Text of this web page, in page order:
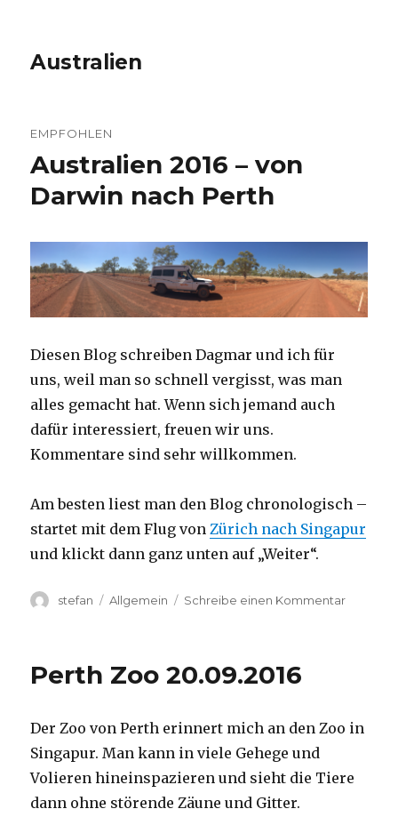
Australien
EMPFOHLEN
Australien 2016 – von
Darwin nach Perth
Diesen Blog schreiben Dagmar und ich für
uns, weil man so schnell vergisst, was man
alles gemacht hat. Wenn sich jemand auch
dafür interessiert, freuen wir uns.
Kommentare sind sehr willkommen.
Am besten liest man den Blog chronologisch –
startet mit dem Flug vonZürich nach Singapur
und klickt dann ganz unten auf „Weiter“.
Autor
stefan Kategorien
Allgemein Schreibe einen Kommentarzu
Perth
Perth Zoo 20.09.2016
Der Zoo von Perth erinnert mich an den Zoo in
Singapur. Man kann in viele Gehege und
Volieren hineinspazieren und sieht die Tiere
dann ohne störende Zäune und Gitter.